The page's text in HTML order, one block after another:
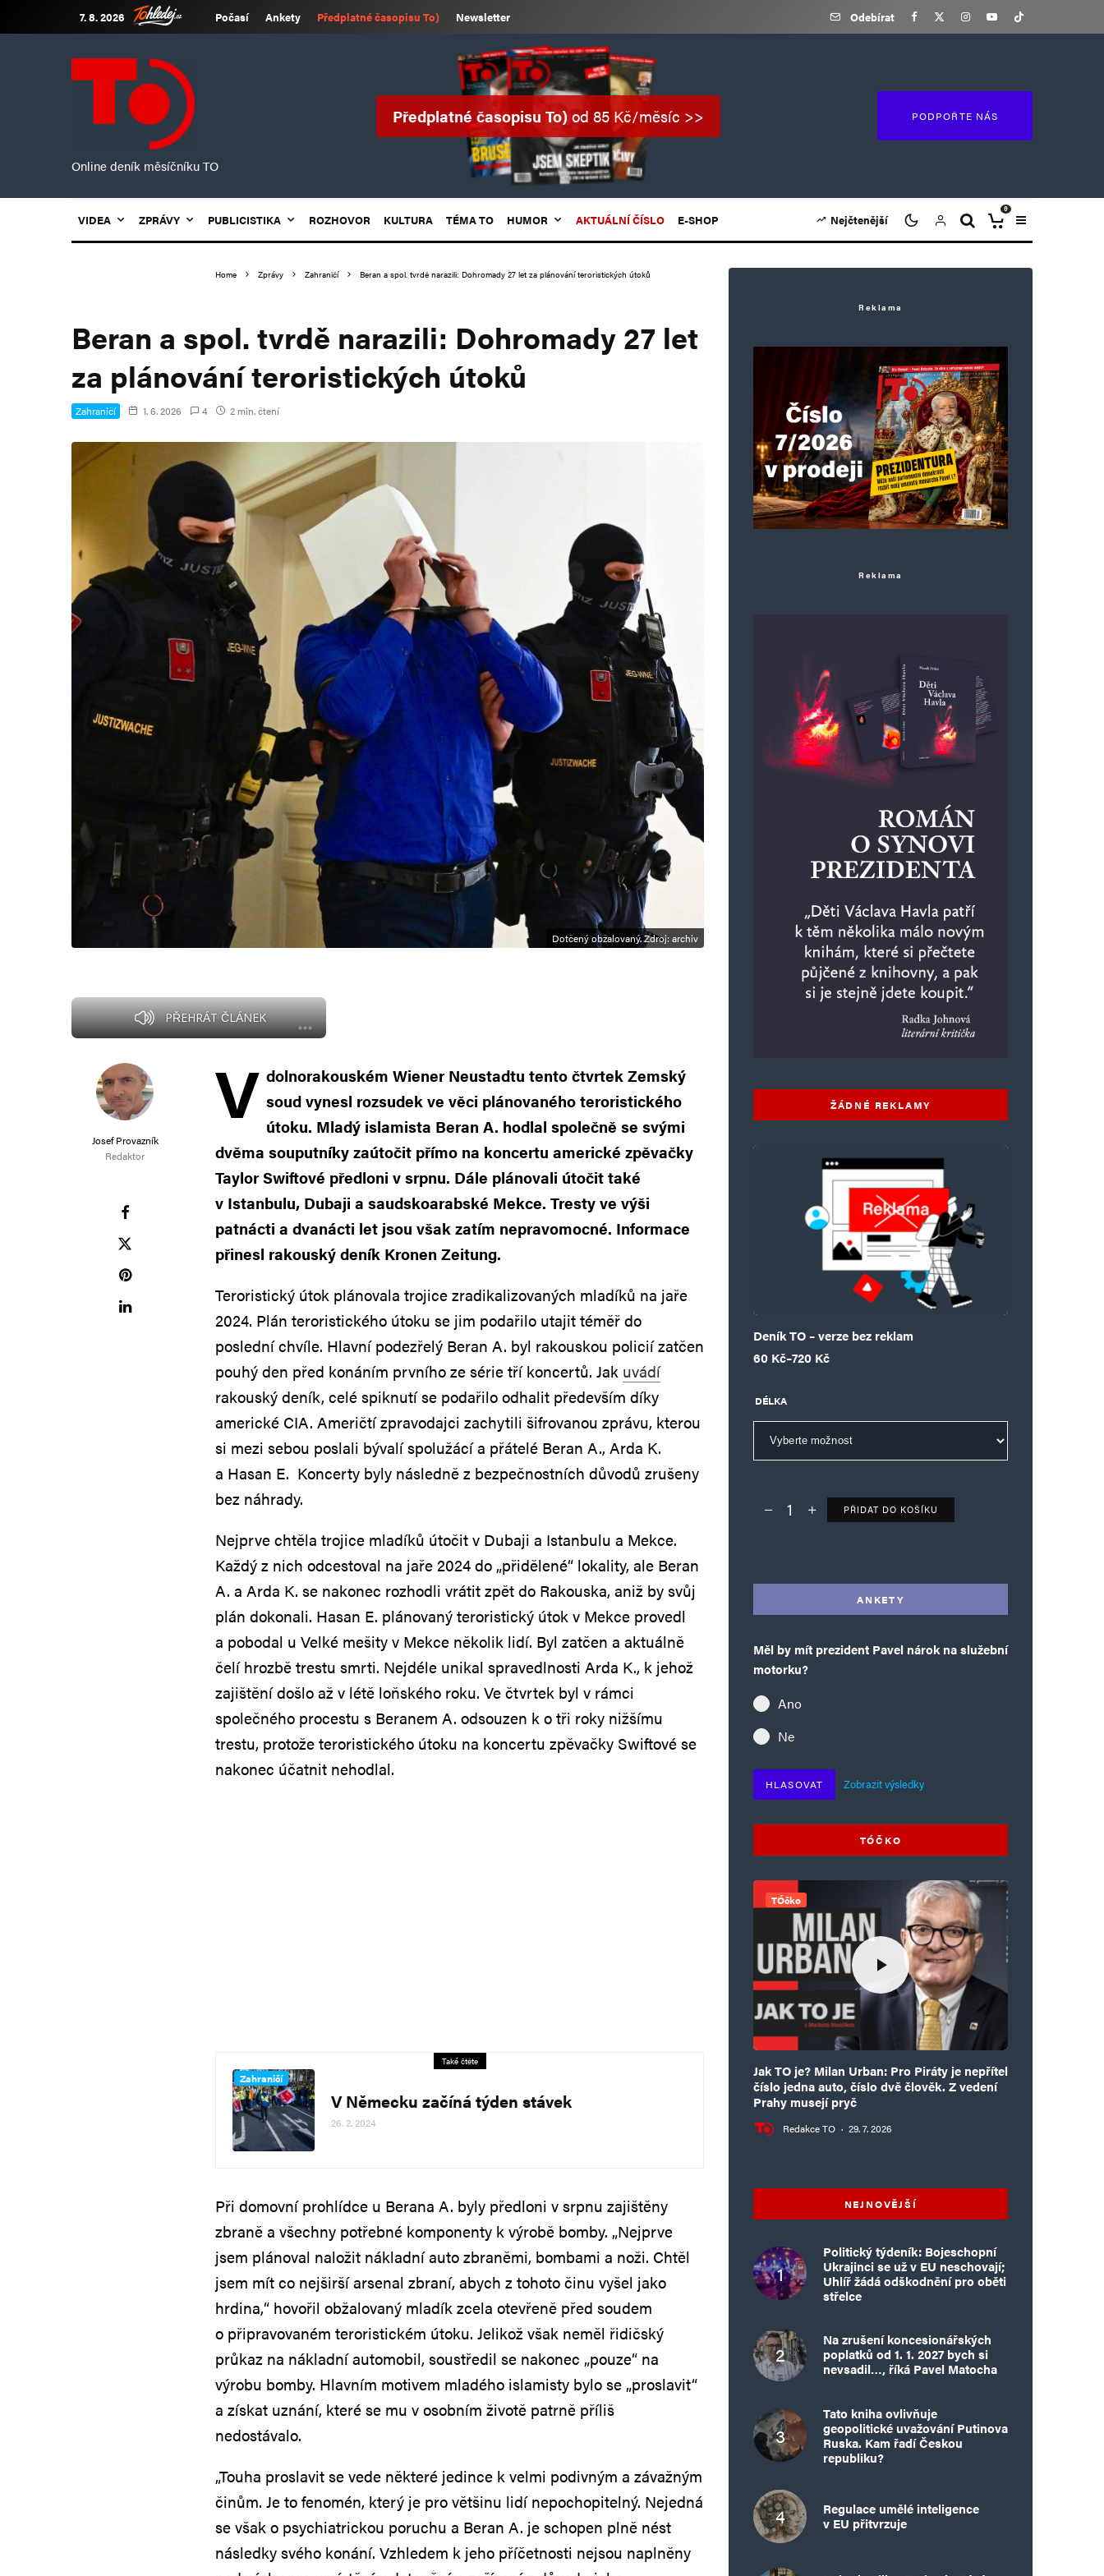
7. 8. 2026 Počasí Ankety Předplatné časopisu To) Newsletter Odebírat
Online deník měsíčníku TO
Předplatné časopisu To)od 85 Kč/měsíc >> PODPOŘTE NÁS
VIDEA ZPRÁVY PUBLICISTIKA ROZHOVOR KULTURA TÉMA TO HUMOR AKTUÁLNÍ ČÍSLO E-SHOP Nejčtenější
0
Home Zprávy Zahraničí Beran a spol. tvrdě narazili: Dohromady 27 let za plánování teroristických útoků
Beran a spol. tvrdě narazili: Dohromady 27 let
za plánování teroristických útoků
Zahraničí 1. 6. 2026 4 2 min. čtení
Dotčený obžalovaný. Zdroj: archiv
PŘEHRÁT ČLÁNEK
Josef Provazník
Redaktor
V dolnorakouském Wiener Neustadtu tento čtvrtek Zemský
soud vynesl rozsudek ve věci plánovaného teroristického
útoku. Mladý islamista Beran A. hodlal společně se svými
dvěma souputníky zaútočit přímo na koncertu americké zpěvačky
Taylor Swiftové předloni v srpnu. Dále plánovali útočit také
v Istanbulu, Dubaji a saudskoarabské Mekce. Tresty ve výši
patnácti a dvanácti let jsou však zatím nepravomocné. Informace
přinesl rakouský deník Kronen Zeitung.
Teroristický útok plánovala trojice zradikalizovaných mladíků na jaře
2024. Plán teroristického útoku se jim podařilo utajit téměř do
poslední chvíle. Hlavní podezřelý Beran A. byl rakouskou policií zatčen
pouhý den před konáním prvního ze série tří koncertů. Jak uvádí
rakouský deník, celé spiknutí se podařilo odhalit především díky
americké CIA. Američtí zpravodajci zachytili šifrovanou zprávu, kterou
si mezi sebou poslali bývalí spolužácí a přátelé Beran A., Arda K.
a Hasan E. Koncerty byly následně z bezpečnostních důvodů zrušeny
bez náhrady.
Nejprve chtěla trojice mladíků útočit v Dubaji a Istanbulu a Mekce.
Každý z nich odcestoval na jaře 2024 do „přidělené“ lokality, ale Beran
A. a Arda K. se nakonec rozhodli vrátit zpět do Rakouska, aniž by svůj
plán dokonali. Hasan E. plánovaný teroristický útok v Mekce provedl
a pobodal u Velké mešity v Mekce několik lidí. Byl zatčen a aktuálně
čelí hrozbě trestu smrti. Nejdéle unikal spravedlnosti Arda K., k jehož
zajištění došlo až v létě loňského roku. Ve čtvrtek byl v rámci
společného procestu s Beranem A. odsouzen k o tři roky nižšímu
trestu, protože teroristického útoku na koncertu zpěvačky Swiftové se
nakonec účatnit nehodlal.
Také čtěte
Zahraničí
V Německu začíná týden stávek
26. 2. 2024
Při domovní prohlídce u Berana A. byly předloni v srpnu zajištěny
zbraně a všechny potřebné komponenty k výrobě bomby. „Nejprve
jsem plánoval naložit nákladní auto zbraněmi, bombami a noži. Chtěl
jsem mít co nejširší arsenal zbraní, abych z tohoto činu vyšel jako
hrdina,“ hovořil obžalovaný mladík zcela otevřeně před soudem
o připravovaném teroristickém útoku. Jelikož však neměl řidičský
průkaz na nákladní automobil, soustředil se nakonec „pouze“ na
výrobu bomby. Hlavním motivem mladého islamisty bylo se „proslavit“
a získat uznání, které se mu v osobním životě patrně příliš
nedostávalo.
„Touha proslavit se vede některé jedince k velmi podivným a závažným
činům. Je to fenomén, který je pro většinu lidí nepochopitelný. Nejedná
se však o psychiatrickou poruchu a Beran A. je schopen plně nést
následky svého konání. Vzhledem k jeho příčetnosti nejsou naplněny
Reklama
Reklama
ŽÁDNÉ REKLAMY
Deník TO – verze bez reklam
60 Kč–720 Kč
Rozpětí cen: 60 Kč až 720 Kč
DÉLKA
Deník TO – verze bez reklam množství
PŘIDAT DO KOŠÍKU
ANKETY
Měl by mít prezident Pavel nárok na služební
motorku?
Ano
Ne
HLASOVAT Zobrazit výsledky
TÓČKO
TÓčko
Jak TO je? Milan Urban: Pro Piráty je nepřítel
číslo jedna auto, číslo dvě člověk. Z vedení
Prahy musejí pryč
Redakce TO · 29. 7. 2026
NEJNOVĚJŠÍ
Politický týdeník: Bojeschopní
Ukrajinci se už v EU neschovají;
Uhlíř žádá odškodnění pro oběti
střelce
Na zrušení koncesionářských
poplatků od 1. 1. 2027 bych si
nevsadil…, říká Pavel Matocha
Tato kniha ovlivňuje
geopolitické uvažování Putinova
Ruska. Kam řadí Českou
republiku?
Regulace umělé inteligence
v EU přitvrzuje